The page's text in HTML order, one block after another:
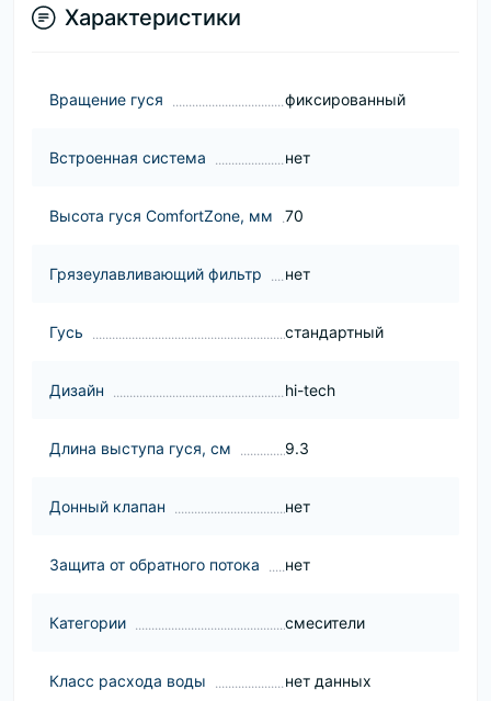
Характеристики
Вращение гуся фиксированный
Встроенная система нет
Высота гуся ComfortZone, мм 70
Грязеулавливающий фильтр нет
Гусь стандартный
Дизайн hi-tech
Длина выступа гуся, см 9.3
Донный клапан нет
Защита от обратного потока нет
Категории смесители
Класс расхода воды нет данных